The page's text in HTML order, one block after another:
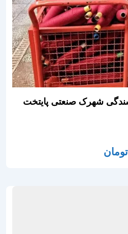
شهرک صنعتی پایتخت
تومان